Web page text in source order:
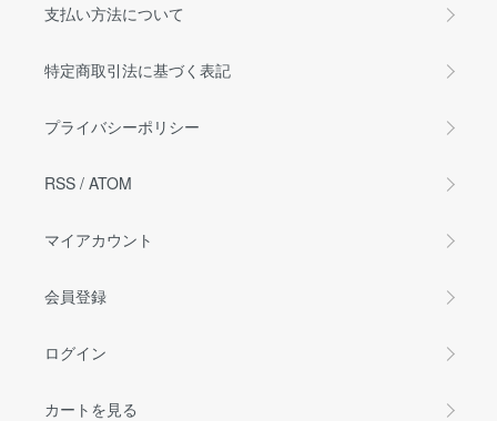
支払い方法について
特定商取引法に基づく表記
プライバシーポリシー
RSS / ATOM
マイアカウント
会員登録
ログイン
カートを見る